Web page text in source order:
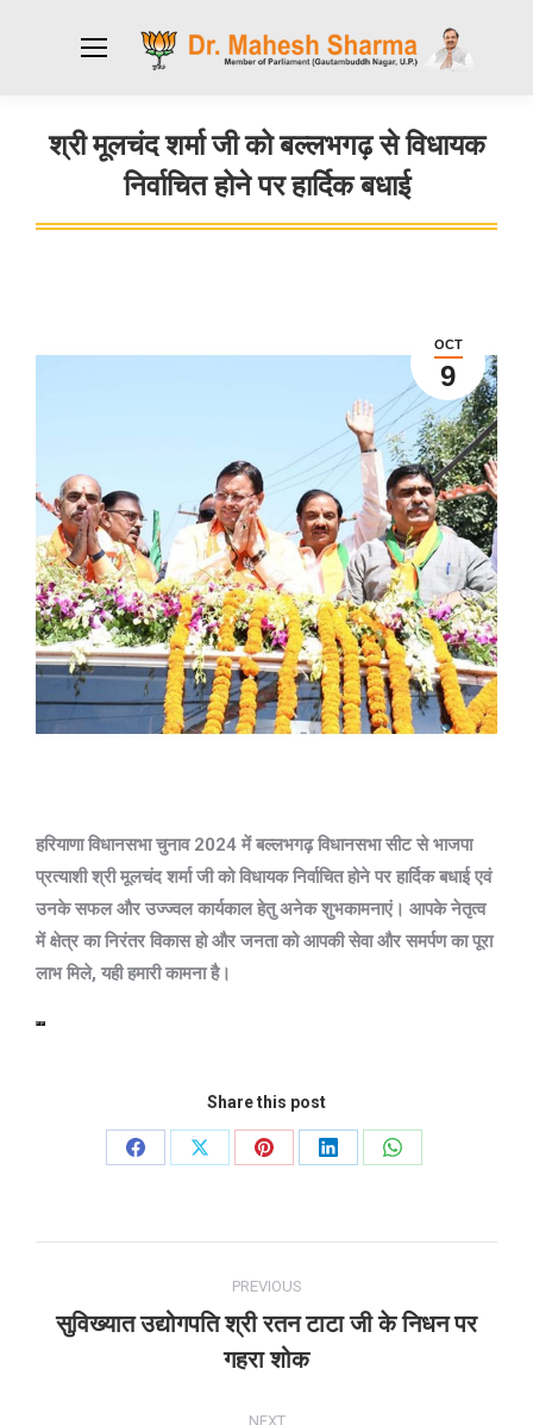
श्री मूलचंद शर्मा जी को बल्लभगढ़ से विधायक
निर्वाचित होने पर हार्दिक बधाई
You are here:
OCT
9
हरियाणा विधानसभा चुनाव 2024 में बल्लभगढ़ विधानसभा सीट से भाजपा
प्रत्याशी श्री मूलचंद शर्मा जी को विधायक निर्वाचित होने पर हार्दिक बधाई एवं
उनके सफल और उज्ज्वल कार्यकाल हेतु अनेक शुभकामनाएं। आपके नेतृत्व
में क्षेत्र का निरंतर विकास हो और जनता को आपकी सेवा और समर्पण का पूरा
लाभ मिले, यही हमारी कामना है।
Share this post
Share
Share
Share
Share
Share
navigation
PREVIOUS
Previous
post:
सुविख्यात उद्योगपति श्री रतन टाटा जी के निधन पर
गहरा शोक
NEXT